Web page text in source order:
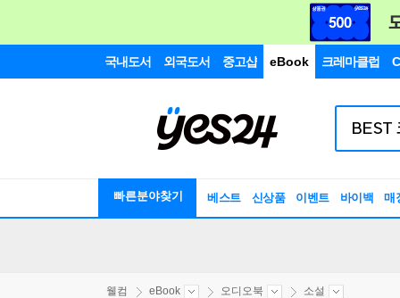
국내도서 외국도서 중고샵 eBook 크레마클럽
빠른분야찾기 베스트 신상품 이벤트 바이백 매
웰컴 eBook 오디오북 소설